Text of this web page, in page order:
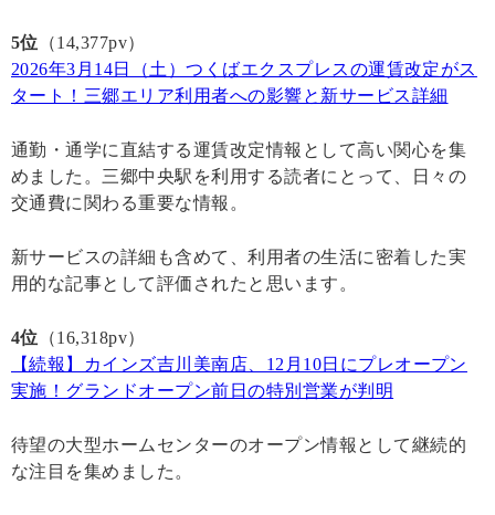
5位 （14,377pv）
2026年3月14日（土）つくばエクスプレスの運賃改定がス
タート！三郷エリア利用者への影響と新サービス詳細
通勤・通学に直結する運賃改定情報として高い関心を集
めました。三郷中央駅を利用する読者にとって、日々の
交通費に関わる重要な情報。
新サービスの詳細も含めて、利用者の生活に密着した実
用的な記事として評価されたと思います。
4位 （16,318pv）
【続報】カインズ吉川美南店、12月10日にプレオープン
実施！グランドオープン前日の特別営業が判明
待望の大型ホームセンターのオープン情報として継続的
な注目を集めました。